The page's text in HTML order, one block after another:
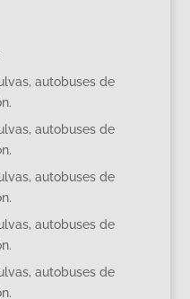
autobuses de
autobuses de
autobuses de
autobuses de
autobuses de